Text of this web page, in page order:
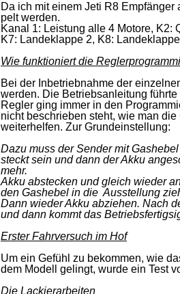
Da ich mit einem Jeti R8
pelt werden.
Kanal 1: Leistung alle 4 Motore, K2:
K7: Landeklappe 2, K8:
Wie funktioniert die
Bei der Inbetriebnahme der
werden. Die Betriebsanleitung
Regler ging immer in den
nicht beschrieben steht, wie man
weiterhelfen. Zur Grundeinstellung:
Dazu muss der Sender mit
steckt sein und dann der Akku
mehr.
Akku abstecken und gleich wieder
den Gashebel in die Ausstellung
Dann wieder Akku abziehen. Nach
und dann kommt das
Erster Fahrversuch im Hof
Um ein Gefühl zu bekommen, wie
dem Modell gelingt, wurde ein Test
Die Lackierarbeiten